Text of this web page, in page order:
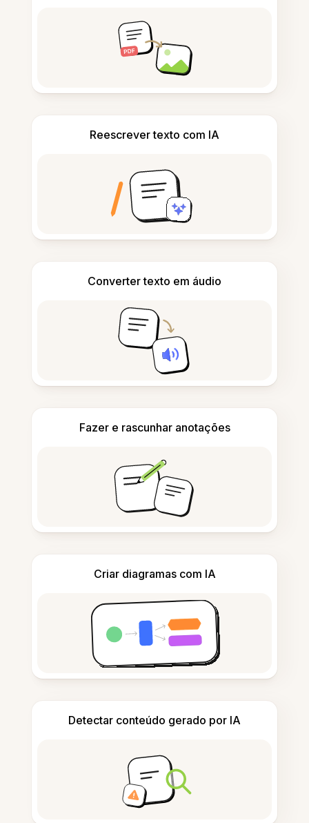
Reescrever texto com IA
Converter texto em áudio
Fazer e rascunhar anotações
Criar diagramas com IA
Detectar conteúdo gerado por IA